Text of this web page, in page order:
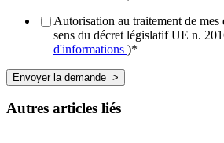
Autorisation au traitement de mes
sens du décret législatif UE n.
d'informations )*
Autres articles liés